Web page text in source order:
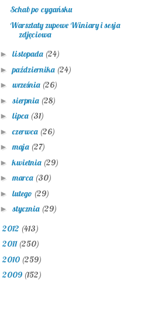
Schab po cygańsku
Warsztaty zupowe Winiary i sesja
zdjęciowa
► listopada (24)
►października (24)
► września (26)
► sierpnia (28)
► lipca (31)
►czerwca (26)
►maja (27)
►kwietnia (29)
►marca (30)
► lutego (29)
► stycznia (29)
2012 (413)
2011 (250)
2010 (259)
2009 (152)